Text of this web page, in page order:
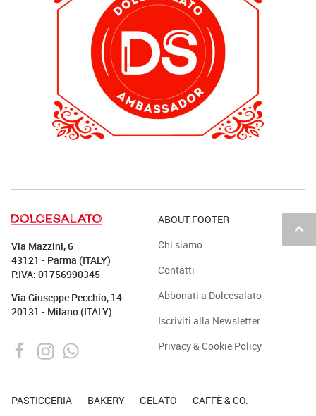
keyboard_arrow_up
Via Mazzini, 6
43121 - Parma (ITALY)
P.IVA: 01756990345
Via Giuseppe Pecchio, 14
20131 - Milano (ITALY)
ABOUT FOOTER
Chi siamo
Contatti
Abbonati a Dolcesalato
Iscriviti alla Newsletter
Privacy & Cookie Policy
PASTICCERIA BAKERY GELATO CAFFÈ & CO.